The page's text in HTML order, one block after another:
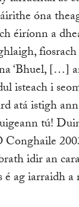
óna
éiríonn a
‘Bhuel, […]
isteach i
atá istigh
tú!
Conghaile
idir an
é ag iarraidh